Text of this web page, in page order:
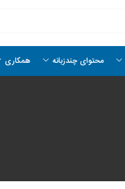
محتوای چندزبانه همکاری